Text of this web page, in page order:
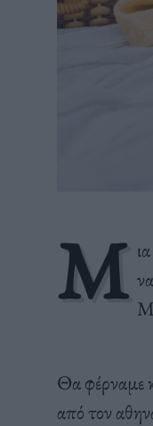
Μ
Θα φέρναμε
από τον